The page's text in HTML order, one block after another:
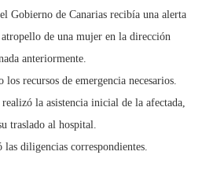
Gobierno de Canarias recibía una alerta
de una mujer en la dirección
anteriormente.
recursos de emergencia necesarios.
la asistencia inicial de la afectada,
traslado al hospital.
diligencias correspondientes.